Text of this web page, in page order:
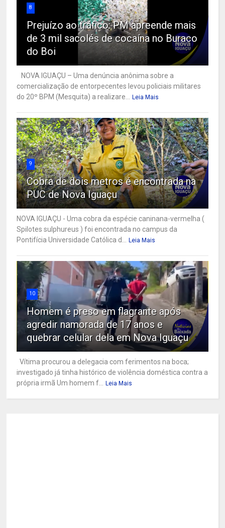
8
Prejuízo ao tráfico: PM apreende mais
de 3 mil sacolés de cocaína no Buraco
do Boi
NOVA IGUAÇU – Uma denúncia anônima sobre a
comercialização de entorpecentes levou policiais militares
do 20º BPM (Mesquita) a realizare... Leia Mais
9
Cobra de dois metros é encontrada na
PUC de Nova Iguaçu
NOVA IGUAÇU - Uma cobra da espécie caninana-vermelha (
Spilotes sulphureus ) foi encontrada no campus da
Pontifícia Universidade Católica d... Leia Mais
10
Homem é preso em flagrante após
agredir namorada de 17 anos e
quebrar celular dela em Nova Iguaçu
Vítima procurou a delegacia com ferimentos na boca;
investigado já tinha histórico de violência doméstica contra a
própria irmã Um homem f... Leia Mais